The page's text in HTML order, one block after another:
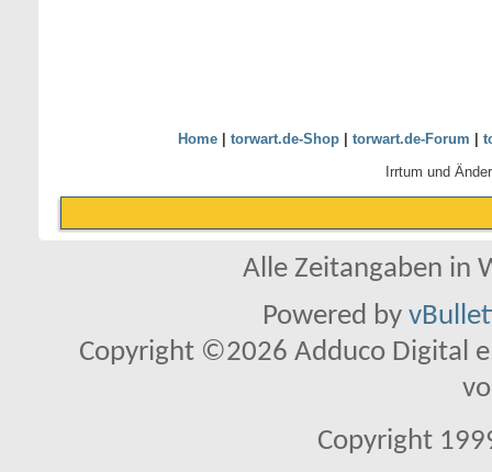
Home| torwart.de-Shop| torwart.de-Forum
Irrtum und
Alle Zeitangaben in
Powered by
Copyright ©2026 Adduco Digital
Copyright